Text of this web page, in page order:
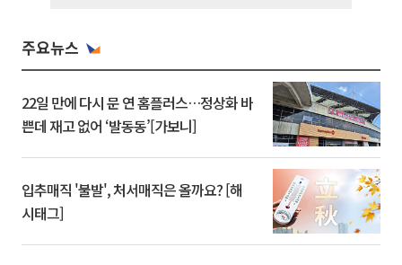
주요뉴스
22일 만에 다시 문 연 홈플러스…정상화 바
쁜데 재고 없어 ‘발동동’[가보니]
입추매직 '불발', 처서매직은 올까요? [해
시태그]